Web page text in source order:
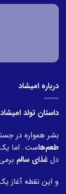
درباره امیشاد
داستان تولد امیشاد
بشر همواره در
طعم‌هاست. اما یک
دل غذای سالم
و این نقطه آغاز